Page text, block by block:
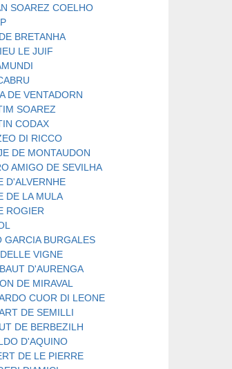
SOAREZ COELHO
BRETANHA
LE JUIF
DE VENTADORN
SOAREZ
CODAX
DI RICCO
DE MONTAUDON
AMIGO DE SEVILHA
D'ALVERNHE
DE LA MULA
ROGIER
GARCIA BURGALES
VIGNE
D'AURENGA
DE MIRAVAL
CUOR DI LEONE
DE SEMILLI
DE BERBEZILH
D'AQUINO
DE LE PIERRE